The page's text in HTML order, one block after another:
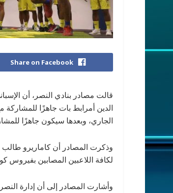
Share on Facebook
قالت مصادر بنادي النصر، أن
الدين أمرابط بات جاهزًا للمشاركة
الجاري، وبعدها سيكون جاهزًا
وذكرت المصادر أن كاماريرو طالب
لكافة اللاعبين المصابين
وأشارت المصادر إلى أن إدارة